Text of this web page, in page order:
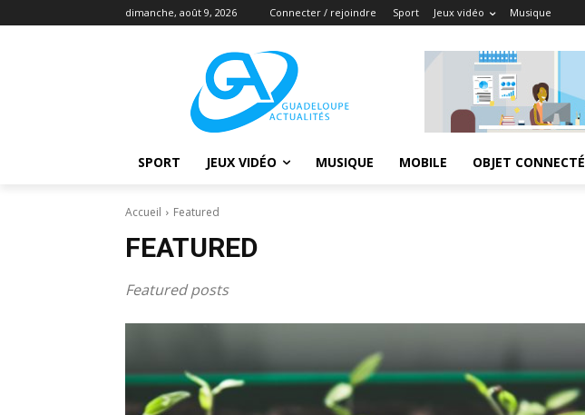
dimanche, août 9, 2026 Connecter / rejoindre Sport Jeux vidéo Musique
SPORT JEUX VIDÉO MUSIQUE MOBILE OBJET CONNECTÉ
Accueil Featured
FEATURED
Featured posts